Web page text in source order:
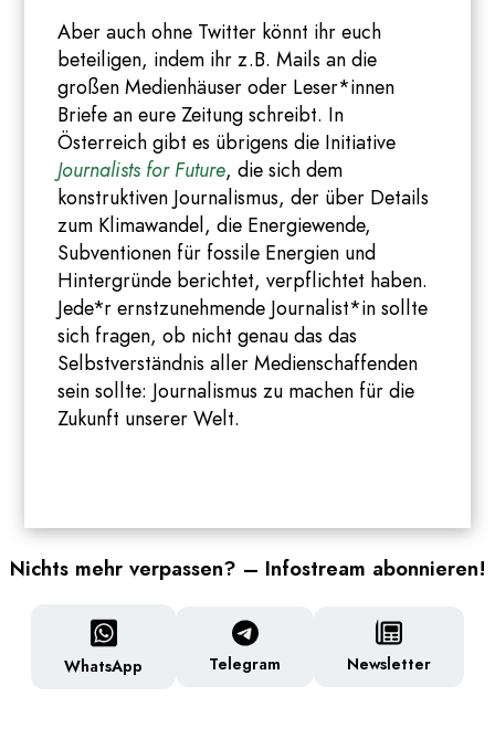
Aber auch ohne Twitter könnt ihr euch
beteiligen, indem ihr z.B. Mails an die
großen Medienhäuser oder Leser*innen
Briefe an eure Zeitung schreibt. In
Österreich gibt es übrigens die Initiative
Journalists for Future, die sich dem
konstruktiven Journalismus, der über Details
zum Klimawandel, die Energiewende,
Subventionen für fossile Energien und
Hintergründe berichtet, verpflichtet haben.
Jede*r ernstzunehmende Journalist*in sollte
sich fragen, ob nicht genau das das
Selbstverständnis aller Medienschaffenden
sein sollte: Journalismus zu machen für die
Zukunft unserer Welt.
Nichts mehr verpassen? – Infostream abonnieren!
WhatsApp Telegram Newsletter